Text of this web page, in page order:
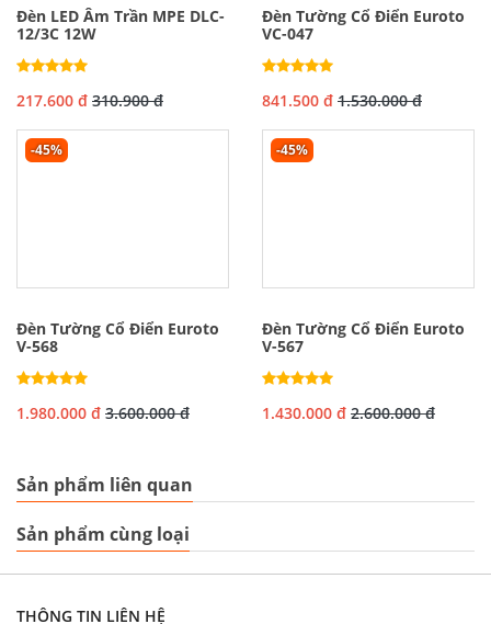
Đèn LED Âm Trần MPE DLC-
12/3C 12W
217.600 đ 310.900 đ
Đèn Tường Cổ Điển Euroto
VC-047
841.500 đ 1.530.000 đ
-45%
Đèn Tường Cổ Điển Euroto
V-568
1.980.000 đ 3.600.000 đ
-45%
Đèn Tường Cổ Điển Euroto
V-567
1.430.000 đ 2.600.000 đ
Sản phẩm liên quan
Sản phẩm cùng loại
THÔNG TIN LIÊN HỆ